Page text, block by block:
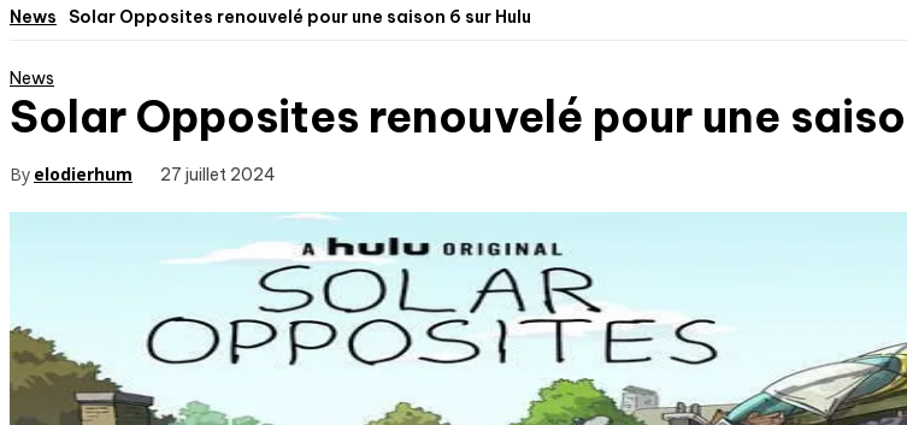
News Solar Opposites renouvelé pour une saison 6 sur Hulu
News
Solar Opposites renouvelé pour une
By elodierhum 27 juillet 2024